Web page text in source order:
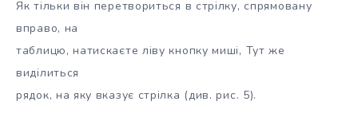
Як тільки він перетвориться в стрілку, спрямовану
вправо, на
таблицю, натискаєте ліву кнопку миші, Тут же
виділиться
рядок, на яку вказує стрілка (див. рис. 5).